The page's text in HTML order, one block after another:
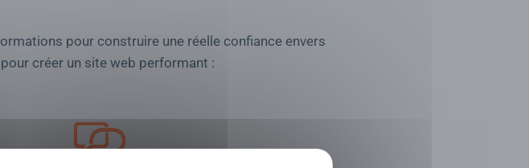
pour construire une réelle confiance envers
créer un site web performant :